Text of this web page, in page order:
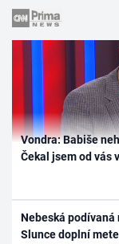
Vondra: Babiše
Čekal jsem od vás
Nebeská podívaná
Slunce doplní